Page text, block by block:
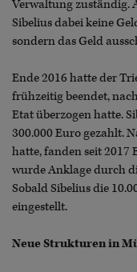
Verwaltung zuständig.
Sibelius dabei keine
sondern das Geld
Ende 2016 hatte der
frühzeitig beendet,
Etat überzogen hatte.
300.000 Euro gezahlt.
hatte, fanden seit 2017
wurde Anklage durch
Sobald Sibelius die
eingestellt.
Neue Strukturen in